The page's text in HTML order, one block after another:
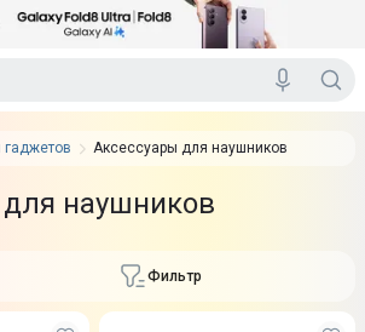
Аксессуары для наушников
наушников
Фильтр